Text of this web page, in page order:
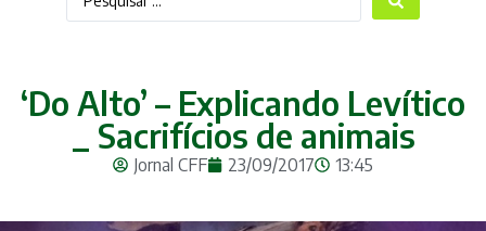
‘Do Alto’ – Explicando Levítico
_ Sacrifícios de animais
Jornal CFF 23/09/2017 13:45